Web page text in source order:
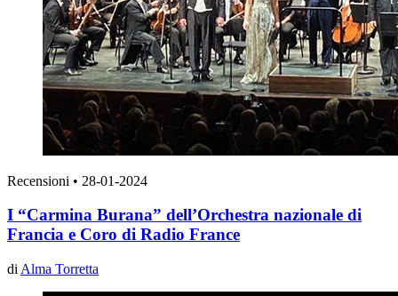
Recensioni • 28-01-2024
I “Carmina Burana” dell’Orchestra nazionale di
Francia e Coro di Radio France
di Alma Torretta